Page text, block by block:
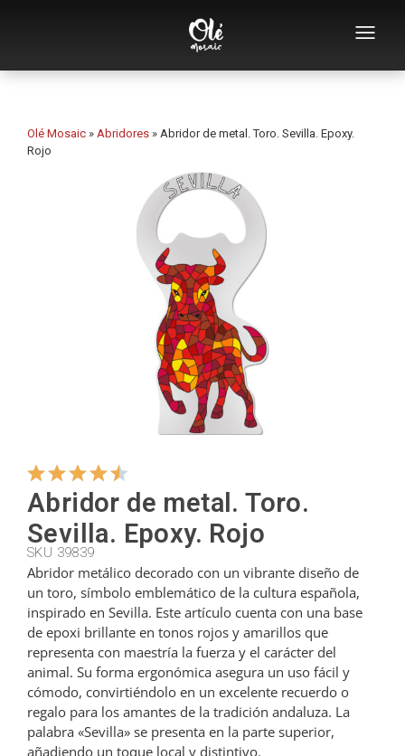
Empresa
Souvenirs por categoría
Abridores
Ceniceros
Colgadores
Cortadores
Cucharillas
Cucharones
Dedales
Olé Mosaic » Abridores » Abridor de metal. Toro. Sevilla. Epoxy.
Rojo
Abridor de metal. Toro.
Sevilla. Epoxy. Rojo
SKU 39839
Abridor metálico decorado con un vibrante diseño de
un toro, símbolo emblemático de la cultura española,
inspirado en Sevilla. Este artículo cuenta con una base
de epoxi brillante en tonos rojos y amarillos que
representa con maestría la fuerza y el carácter del
animal. Su forma ergonómica asegura un uso fácil y
cómodo, convirtiéndolo en un excelente recuerdo o
regalo para los amantes de la tradición andaluza. La
palabra «Sevilla» se presenta en la parte superior,
añadiendo un toque local y distintivo.